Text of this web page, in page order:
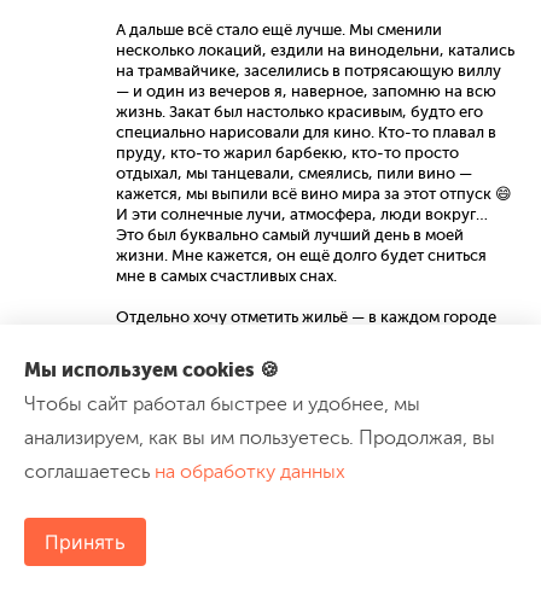
Мы используем cookies 🍪
Чтобы сайт работал быстрее и удобнее, мы
анализируем, как вы им пользуетесь. Продолжая, вы
соглашаетесь на обработку данных
Принять
А дальше всё стало ещё лучше. Мы сменили
несколько локаций, ездили на винодельни, катались
на трамвайчике, заселились в потрясающую виллу
— и один из вечеров я, наверное, запомню на всю
жизнь. Закат был настолько красивым, будто его
специально нарисовали для кино. Кто-то плавал в
пруду, кто-то жарил барбекю, кто-то просто
отдыхал, мы танцевали, смеялись, пили вино —
кажется, мы выпили всё вино мира за этот отпуск 😄
И эти солнечные лучи, атмосфера, люди вокруг…
Это был буквально самый лучший день в моей
жизни. Мне кажется, он ещё долго будет сниться
мне в самых счастливых снах.
Отдельно хочу отметить жильё — в каждом городе
продуманным до мелочей. Каждый день был
наполнен чем-то новым и невероятным: сафари,
удивительные животные, ураган за окном и уютные
вечера у камина. Даже плохая погода превращалась
в особенное воспоминание.
И знаете, это тот редкий случай, когда вообще не
кажется, мы заплатили слишком мало за те эмоции,
которые получили. Эта поездка окупилась на все
1000%.